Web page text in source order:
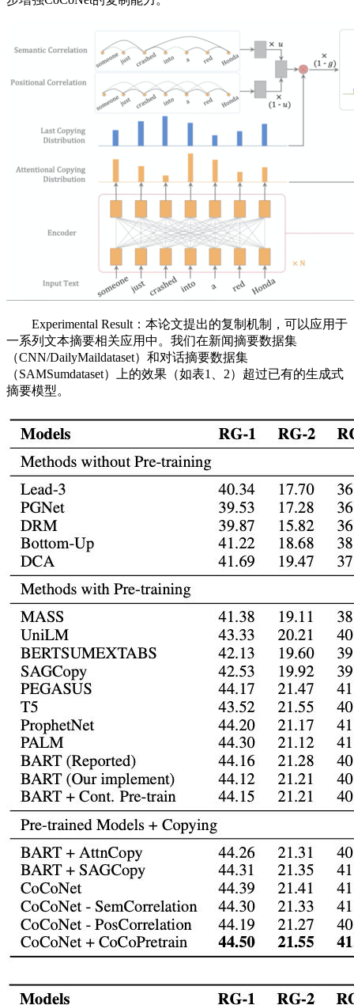
Experimental Result：本论文提出的复制机制，可以应用于
一系列文本摘要相关应用中。我们在新闻摘要数据集
（CNN/DailyMaildataset）和对话摘要数据集
（SAMSumdataset）上的效果（如表1、2）超过已有的生成式
摘要模型。